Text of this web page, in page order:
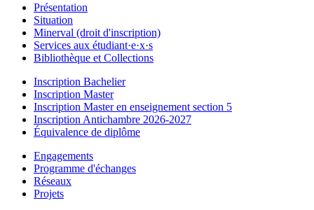
Présentation
Situation
Minerval (droit d'inscription)
Services aux étudiant·e·x·s
Bibliothèque et Collections
Inscription Bachelier
Inscription Master
Inscription Master en enseignement section 5
Inscription Antichambre 2026-2027
Équivalence de diplôme
Engagements
Programme d'échanges
Réseaux
Projets